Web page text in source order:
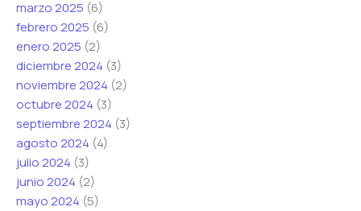
marzo 2025 (6)
febrero 2025 (6)
enero 2025 (2)
diciembre 2024 (3)
noviembre 2024 (2)
octubre 2024 (3)
septiembre 2024 (3)
agosto 2024 (4)
julio 2024 (3)
junio 2024 (2)
mayo 2024 (5)